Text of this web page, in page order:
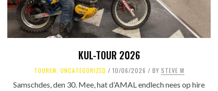
KUL-TOUR 2026
TOUREN UNCATEGORIZED 10/06/2026 BY STEVE M
Samschdes, den 30. Mee, hat d’AMAL endlech nees op hire